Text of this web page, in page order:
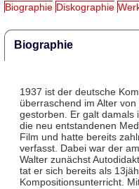
Biographie Diskographie
Biographie
1937 ist der deutsche
überraschend im Alter
gestorben. Er galt damals
die neu entstandenen
Film und hatte bereits
verfasst. Dabei war der
Walter zunächst
tat er sich bereits als
Kompositionsunterricht.